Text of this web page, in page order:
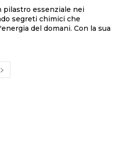
pilastro essenziale nei
segreti chimici che
del domani. Con la sua